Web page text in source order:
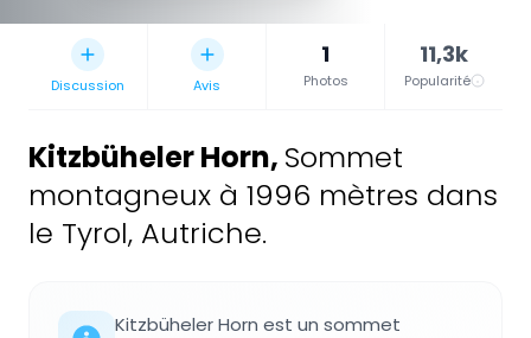
Discussion Avis
1
Photos
11,3k
Popularité
Kitzbüheler Horn, Sommet
montagneux à 1996 mètres dans
le Tyrol, Autriche.
Kitzbüheler Horn est un sommet